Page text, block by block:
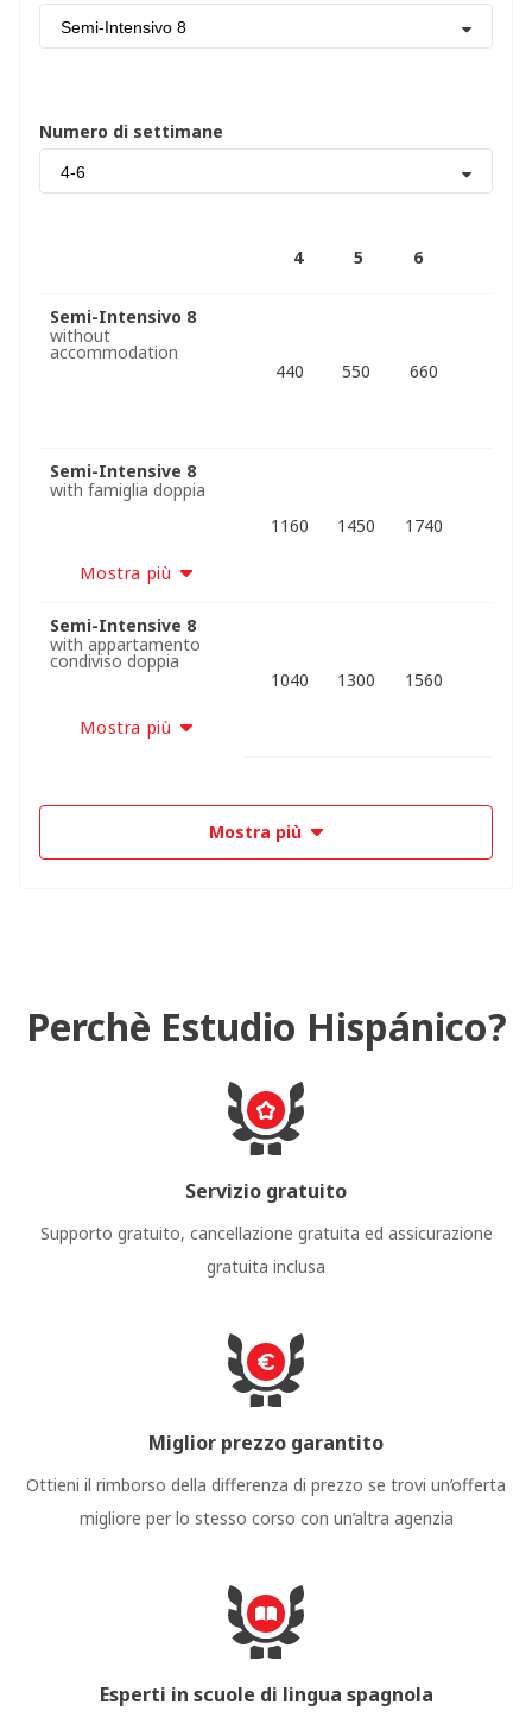
Semi-Intensivo 8
Numero di settimane
4-6
Semi-Intensivo 8
without
accommodation
Semi-Intensive 8
with famiglia doppia
Mostra più
Semi-Intensive 8
with appartamento
condiviso doppia
Mostra più
4 5 6
440 550 660
1160 1450 1740
1040 1300 1560
Mostra più
Perchè Estudio Hispánico?
Servizio gratuito
Supporto gratuito, cancellazione gratuita ed assicurazione
gratuita inclusa
Miglior prezzo garantito
Ottieni il rimborso della differenza di prezzo se trovi un’offerta
migliore per lo stesso corso con un’altra agenzia
Esperti in scuole di lingua spagnola